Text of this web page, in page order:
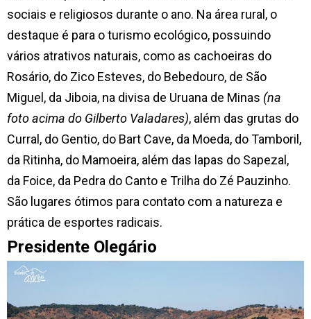
sociais e religiosos durante o ano. Na área rural, o
destaque é para o turismo ecológico, possuindo
vários atrativos naturais, como as cachoeiras do
Rosário, do Zico Esteves, do Bebedouro, de São
Miguel, da Jiboia, na divisa de Uruana de Minas (na
foto acima do Gilberto Valadares), além das grutas do
Curral, do Gentio, do Bart Cave, da Moeda, do Tamboril,
da Ritinha, do Mamoeira, além das lapas do Sapezal,
da Foice, da Pedra do Canto e Trilha do Zé Pauzinho.
São lugares ótimos para contato com a natureza e
prática de esportes radicais.
Presidente Olegário